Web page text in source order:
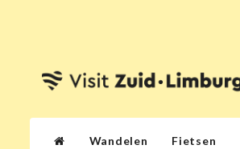
Wandelen Fietsen